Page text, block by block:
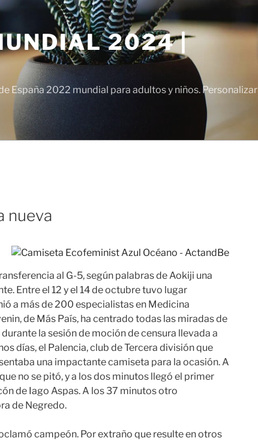
2024 |
España 2022 mundial para adultos y niños. Personalizar
nueva
al G-5, según palabras de Aokiji una
Entre el 12 y el 14 de octubre tuvo lugar
a más de 200 especialistas en Medicina
de Más País, ha centrado todas las miradas de
la sesión de moción de censura llevada a
días, el Palencia, club de Tercera división que
una impactante camiseta para la ocasión. A
no se pitó, y a los dos minutos llegó el primer
de Iago Aspas. A los 37 minutos otro
de Negredo.
campeón. Por extraño que resulte en otros